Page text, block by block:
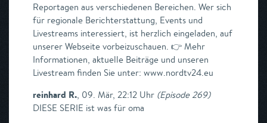
Reportagen aus verschiedenen Bereichen. Wer sich
für regionale Berichterstattung, Events und
Livestreams interessiert, ist herzlich eingeladen, auf
unserer Webseite vorbeizuschauen. 👉 Mehr
Informationen, aktuelle Beiträge und unseren
Livestream finden Sie unter: www.nordtv24.eu
reinhard R., 09. Mär, 22:12 Uhr (Episode 269)
DIESE SERIE ist was für oma